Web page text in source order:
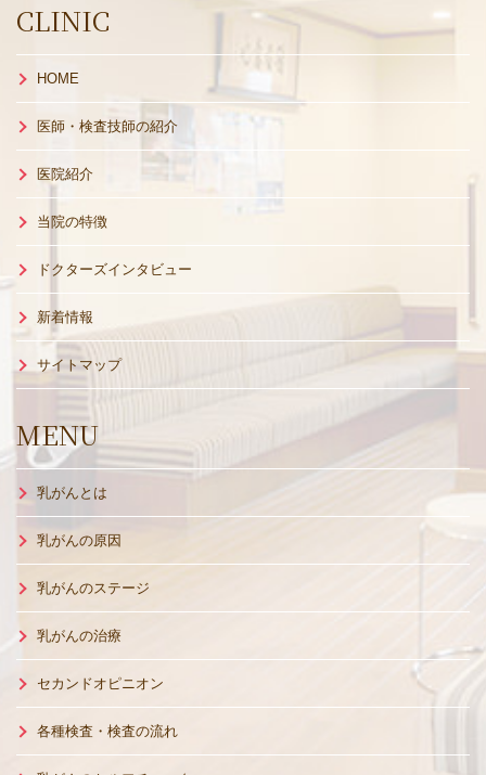
CLINIC
HOME
医師・検査技師の紹介
医院紹介
当院の特徴
ドクターズインタビュー
新着情報
サイトマップ
MENU
乳がんとは
乳がんの原因
乳がんのステージ
乳がんの治療
セカンドオピニオン
各種検査・検査の流れ